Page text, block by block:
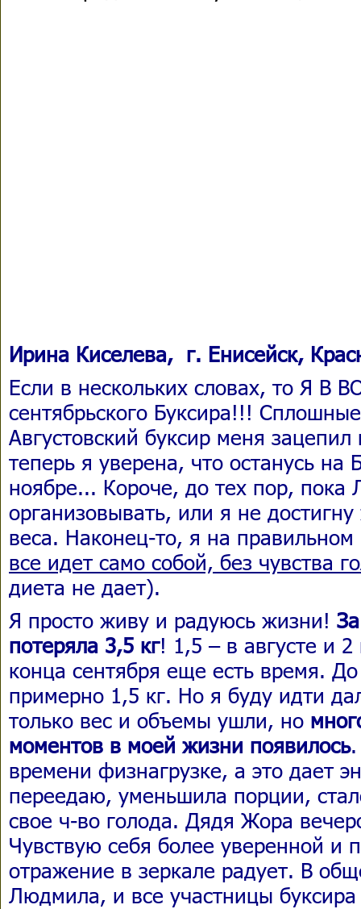
Ирина Киселева, г. Енисейск,
Если в нескольких словах, то Я В
сентябрьского Буксира!!!
Августовский буксир меня
теперь я уверена, что останусь на
ноябре... Короче, до тех пор, пока
организовывать, или я не
веса. Наконец-то, я на
все идет само собой, без чувства
диета не дает).
Я просто живу и радуюсь жизни!
потеряла 3,5 кг! 1,5 – в августе и
конца сентября еще есть время.
примерно 1,5 кг. Но я буду идти
только вес и объемы ушли, но
моментов в моей жизни появилось.
времени физнагрузке, а это дает
переедаю, уменьшила порции,
свое ч-во голода. Дядя Жора
Чувствую себя более уверенной и
отражение в зеркале радует. В
Людмила, и все участницы